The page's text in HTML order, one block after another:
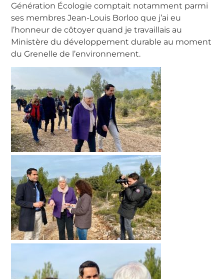
Génération Écologie comptait notamment parmi
ses membres Jean-Louis Borloo que j’ai eu
l’honneur de côtoyer quand je travaillais au
Ministère du développement durable au moment
du Grenelle de l’environnement.